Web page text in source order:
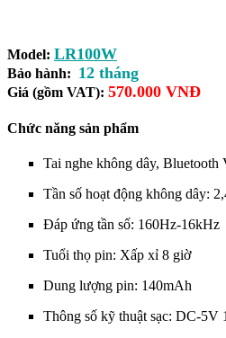
Model: LR100W
Bảo hành: 12 tháng
Giá (gồm VAT): 570.000 VNĐ
Chức năng sản phẩm
Tai nghe không dây, Bluetooth
Tần số hoạt động không dây:
Đáp ứng tần số: 160Hz-16kHz
Tuổi thọ pin: Xấp xỉ 8 giờ
Dung lượng pin: 140mAh
Thông số kỹ thuật sạc: DC-5V